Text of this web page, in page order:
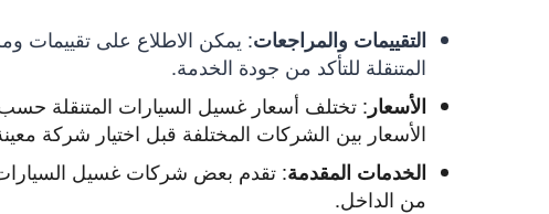
التقييمات والمراجعات: يمكن الاطلاع على تقييمات
المتنقلة للتأكد من جودة الخدمة.
الأسعار : تختلف أسعار غسيل السيارات المتنقلة حسب
الأسعار بين الشركات المختلفة قبل اختيار شركة
الخدمات المقدمة: تقدم بعض شركات غسيل السيارات
من الداخل.